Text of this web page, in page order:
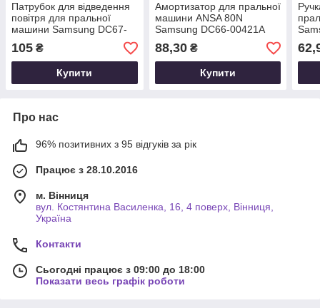
Патрубок для відведення
повітря для пральної
машини Samsung DC67-
00205A
105 ₴
Купити
Амортизатор для пральної
машини ANSA 80N
Samsung DC66-00421A
88,30₴
Купити
Про нас
96% позитивних з 95 відгуків за рік
Працює з 28.10.2016
м. Вінниця
вул. Костянтина Василенка, 16, 4 поверх, Вінниця,
Україна
Контакти
Сьогодні працює з 09:00 до 18:00
Показати весь графік роботи